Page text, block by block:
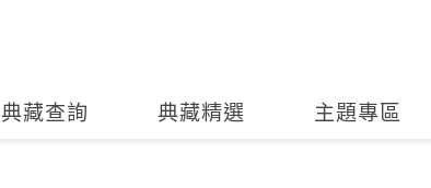
全
典藏查詢 典藏精選 主題專區